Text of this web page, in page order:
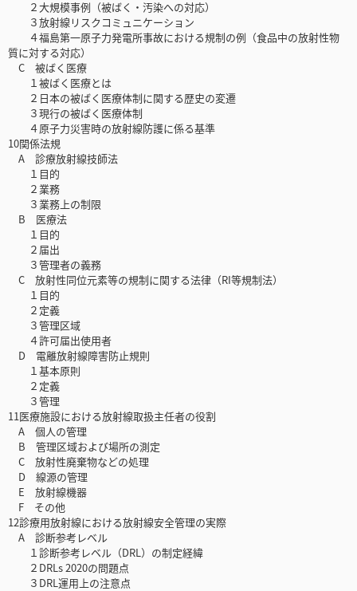
２大規模事例（被ばく・汚染への対応）
３放射線リスクコミュニケーション
４福島第一原子力発電所事故における規制の例（食品中の放射性物
質に対する対応）
C 被ばく医療
１被ばく医療とは
２日本の被ばく医療体制に関する歴史の変遷
３現行の被ばく医療体制
４原子力災害時の放射線防護に係る基準
10関係法規
A 診療放射線技師法
１目的
２業務
３業務上の制限
B 医療法
１目的
２届出
３管理者の義務
C 放射性同位元素等の規制に関する法律（RI等規制法）
１目的
２定義
３管理区域
４許可届出使用者
D 電離放射線障害防止規則
１基本原則
２定義
３管理
11医療施設における放射線取扱主任者の役割
A 個人の管理
B 管理区域および場所の測定
C 放射性廃棄物などの処理
D 線源の管理
E 放射線機器
F その他
12診療用放射線における放射線安全管理の実際
A 診断参考レベル
１診断参考レベル（DRL）の制定経緯
２DRLs 2020の問題点
３DRL運用上の注意点